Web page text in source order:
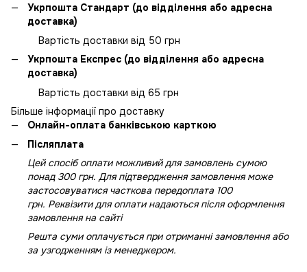
Укрпошта Стандарт (до відділення або адресна
доставка)
Вартість доставки від 50 грн
Укрпошта Експрес (до відділення або адресна
доставка)
Вартість доставки від 65 грн
Більше інформації про доставку
Онлайн-оплата банківською карткою
Післяплата
Цей спосіб оплати можливий для замовлень сумою
понад 300 грн. Для підтвердження замовлення може
застосовуватися часткова передоплата 100
грн. Реквізити для оплати надаються після оформлення
замовлення на сайті
Решта суми оплачується при отриманні замовлення або
за узгодженням із менеджером.